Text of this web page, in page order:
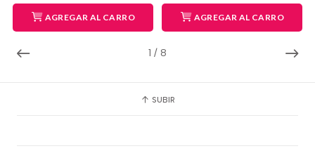
1 / 8
AGREGAR AL CARRO AGREGAR AL CARRO
SUBIR